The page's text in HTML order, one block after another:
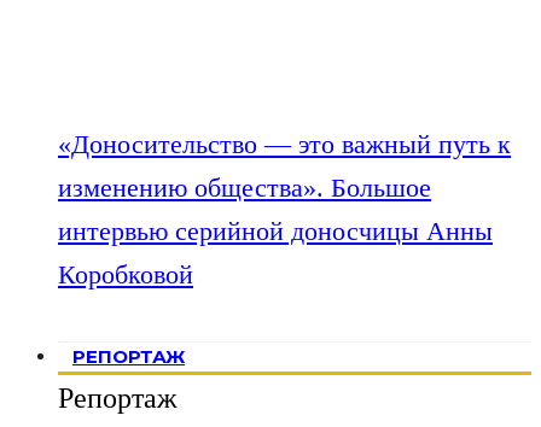
«Доносительство — это важный путь к
изменению общества». Большое
интервью серийной доносчицы Анны
Коробковой
РЕПОРТАЖ
Репортаж